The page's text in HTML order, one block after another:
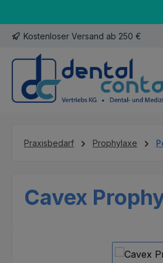
Kostenloser Versand ab 250 €
Praxisbedarf Prophylaxe
Cavex
Bildergalerie überspringen